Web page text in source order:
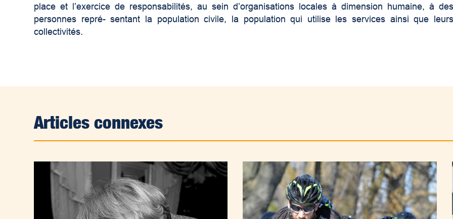
place et l’exercice de responsabilités, au sein d’organisations locales à dimension humaine, à des
personnes repré- sentant la population civile, la population qui utilise les services ainsi que leurs
collectivités.
Articles connexes